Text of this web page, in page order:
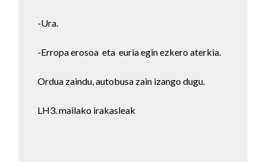
-Ura.
-Erropa erosoa eta euria egin ezkero aterkia.
Ordua zaindu, autobusa zain izango dugu.
LH3. mailako irakasleak